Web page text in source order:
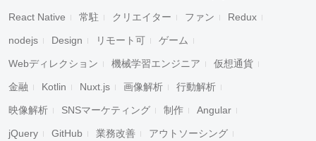
React Native 常駐 クリエイター ファン Redux
nodejs Design リモート可 ゲーム
Webディレクション 機械学習エンジニア 仮想通貨
金融 Kotlin Nuxt.js 画像解析 行動解析
映像解析 SNSマーケティング 制作 Angular
jQuery GitHub 業務改善 アウトソーシング